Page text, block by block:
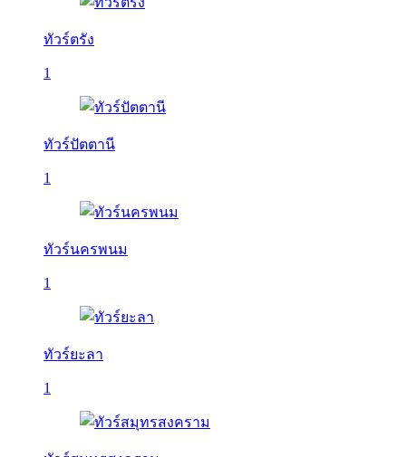
ทัวร์ตรัง
1
ทัวร์ปัตตานี
1
ทัวร์นครพนม
1
ทัวร์ยะลา
1